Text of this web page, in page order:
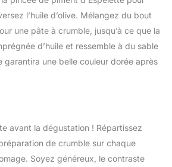
l’huile d’olive. Mélangez du bout
une pâte à crumble, jusqu’à ce que la
d’huile et ressemble à du sable
garantira une belle couleur dorée après
avant la dégustation ! Répartissez
de crumble sur chaque
Soyez généreux, le contraste